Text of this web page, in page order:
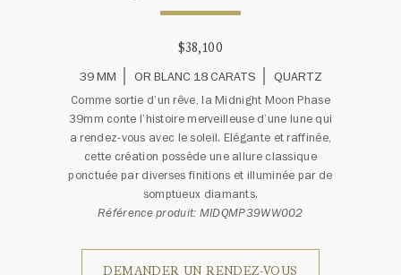
$38,100
39 MM
OR BLANC 18 CARATS QUARTZ
Comme sortie d’un rêve, la Midnight Moon Phase
39mm conte l’histoire merveilleuse d’une lune qui
a rendez-vous avec le soleil. Elégante et raffinée,
cette création possède une allure classique
ponctuée par diverses finitions et illuminée par de
somptueux diamants.
Référence produit: MIDQMP39WW002
DEMANDER UN RENDEZ-VOUS